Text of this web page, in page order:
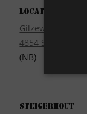
Locatie
Gilzeweg 17
4854 SE Bavel
(NB)
Steigerhout